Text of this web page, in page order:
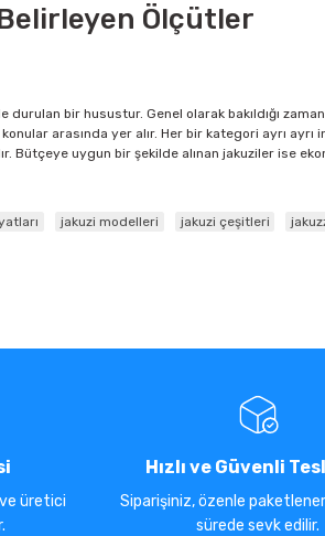
Ölçütler
durulan bir husustur. Genel olarak bakıldığı
arasında yer alır. Her bir kategori ayrı
Bütçeye uygun bir şekilde alınan jakuziler ise
jakuzi modelleri jakuzi çeşitleri
ve üretici
Hızlı ve Güvenli
Siparişiniz, özenle
sürede sevk edilir.